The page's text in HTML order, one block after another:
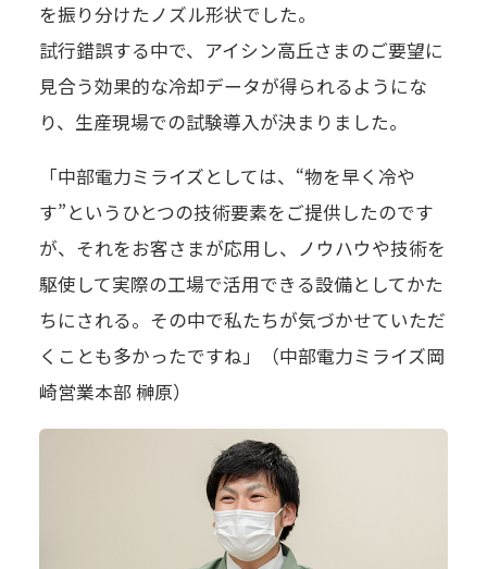
を振り分けたノズル形状でした。
試行錯誤する中で、アイシン高丘さまのご要望に
見合う効果的な冷却データが得られるようにな
り、生産現場での試験導入が決まりました。
「中部電力ミライズとしては、“物を早く冷や
す”というひとつの技術要素をご提供したのです
が、それをお客さまが応用し、ノウハウや技術を
駆使して実際の工場で活用できる設備としてかた
ちにされる。その中で私たちが気づかせていただ
くことも多かったですね」（中部電力ミライズ岡
崎営業本部 榊原）